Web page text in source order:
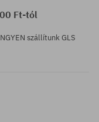
Ft-tól
szállítunk GLS